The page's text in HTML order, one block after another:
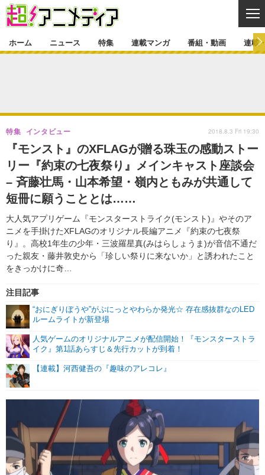
ゲーム・アプリ マンガ
グッズ イベント
声優 コスプレ
特集一覧 カバー
ラキりす
連載マンガ
連載一覧
番組・動画
番組・動画一覧 ラジオ
動画
連載・ブログ
連載・ブログ一覧 コラム
編集部ブログ・お知らせ
ホーム ニュース 特集 連載マンガ 番組・動画 連載
『モンスト』のXFLAGが贈る珠玉の感動ストー
リー『約束の七夜祭り』メインキャスト座談会
– 斉藤壮馬・山本希望・嶺内ともみが共通して
短冊に願うこととは……
大人気アプリゲーム『モンスターストライク(モンスト)』やそのア
ニメを手掛けたXFLAGのオリジナル長編アニメ『約束の七夜祭
り』。高校1年生の少年・三波羅星真(みはらしょうま)が音信不通だ
った親友・藤井敦史から「珍しい祭りに来ないか」と誘われたこと
をきっかけに奇…
特集 インタビュー
注目記事
“おにぎりぼうや”がぷにっとやわらか発光☆ 存在感抜群なのLED
ルームライトが新登場
人気ゲームのオリジナルアニメが配信開始！『モンスターストラ
イク』第1話あらすじ＆先行カットが到着！
【連載】河西健吾の『趣味のアレコレ』
2018.8.3 Fri 19:30